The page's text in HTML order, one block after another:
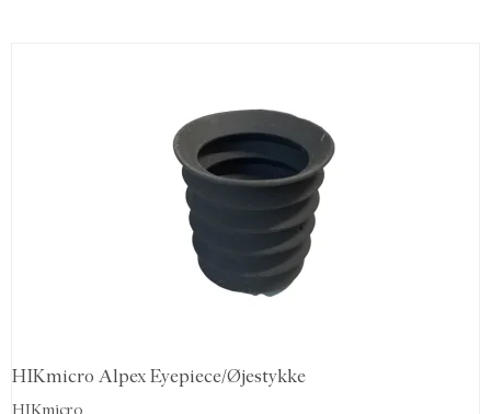
HIKmicro Alpex Eyepiece/Øjestykke
HIKmicro